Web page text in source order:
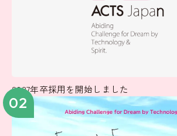
2027年卒採用を開始しました
02